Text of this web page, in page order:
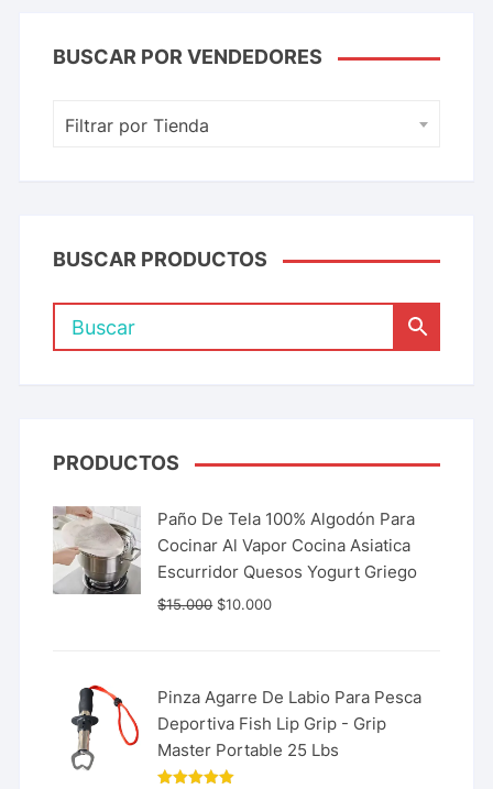
BUSCAR POR VENDEDORES
Filtrar por Tienda
BUSCAR PRODUCTOS
PRODUCTOS
Paño De Tela 100% Algodón Para
Cocinar Al Vapor Cocina Asiatica
Escurridor Quesos Yogurt Griego
$15.000 $10.000
Pinza Agarre De Labio Para Pesca
Deportiva Fish Lip Grip - Grip
Master Portable 25 Lbs